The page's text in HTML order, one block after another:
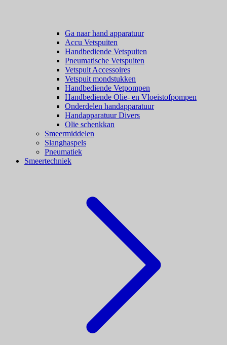
Ga naar hand apparatuur
Accu Vetspuiten
Handbediende Vetspuiten
Pneumatische Vetspuiten
Vetspuit Accessoires
Vetspuit mondstukken
Handbediende Vetpompen
Handbediende Olie- en Vloeistofpompen
Onderdelen handapparatuur
Handapparatuur Divers
Olie schenkkan
Smeermiddelen
Slanghaspels
Pneumatiek
Smeertechniek